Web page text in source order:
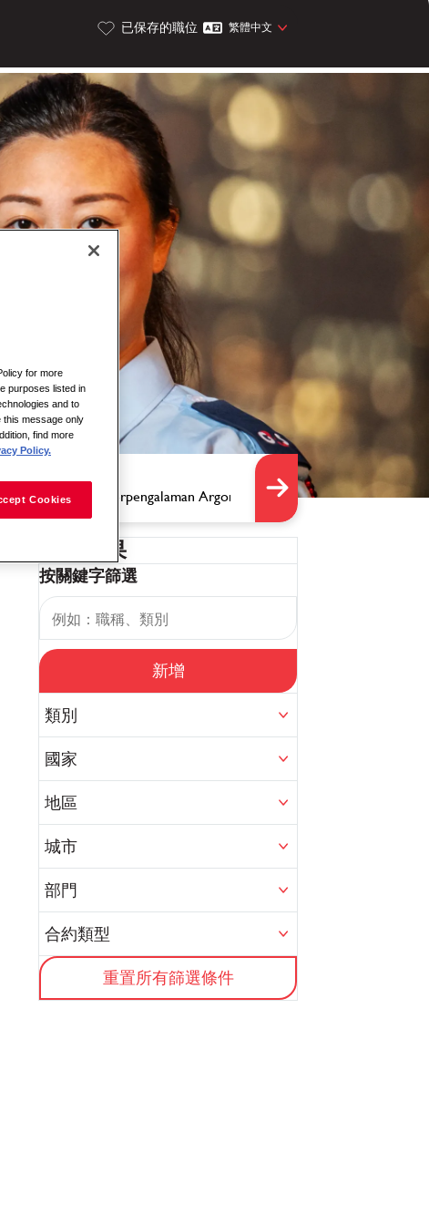
已保存的職位 繁體中文
篩選結果
按關鍵字篩選
新增
類別
國家
地區
城市
部門
合約類型
重置所有篩選條件
for more
purposes listed in
and to
this message only
find more
Policy.
Cookies